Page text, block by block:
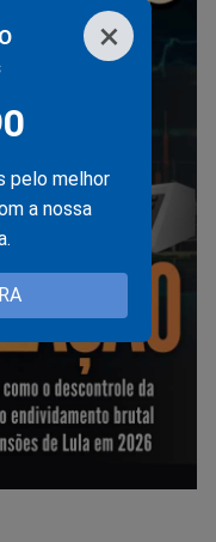
×
pelo melhor
a nossa